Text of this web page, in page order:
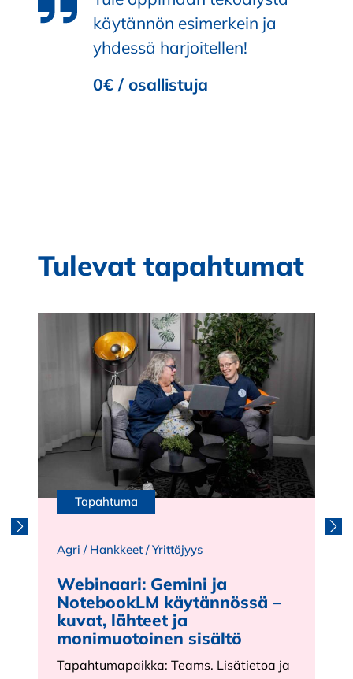
käytännön esimerkein ja
yhdessä harjoitellen!
0€ / osallistuja
Tulevat tapahtumat
Tapahtuma
Agri / Hankkeet /Yrittäjyys
Webinaari: Gemini ja
NotebookLM käytännössä –
kuvat, lähteet ja
monimuotoinen sisältö
Tapahtumapaikka: Teams. Lisätietoa ja